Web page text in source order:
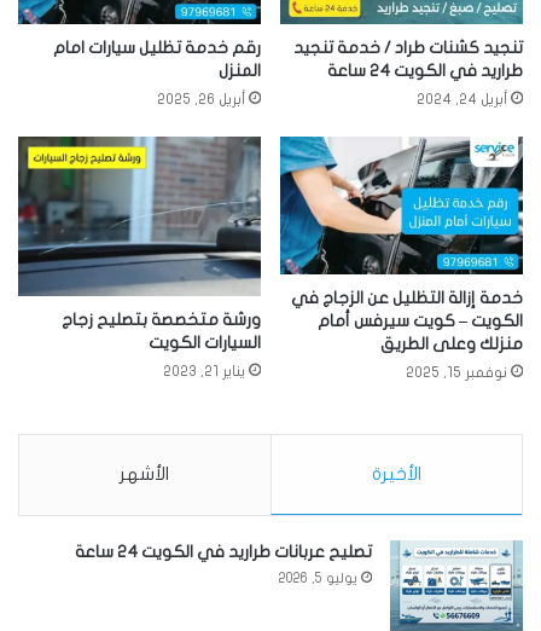
تنجيد كشنات طراد / خدمة تنجيد
طراريد في الكويت 24 ساعة
أبريل 24, 2024
رقم خدمة تظليل سيارات امام
المنزل
أبريل 26, 2025
خدمة إزالة التظليل عن الزجاج في
الكويت – كويت سيرفس أمام
منزلك وعلى الطريق
نوفمبر 15, 2025
ورشة متخصصة بتصليح زجاج
السيارات الكويت
يناير 21, 2023
الأخيرة الأشهر
تصليح عربانات طراريد في الكويت 24 ساعة
يوليو 5, 2026